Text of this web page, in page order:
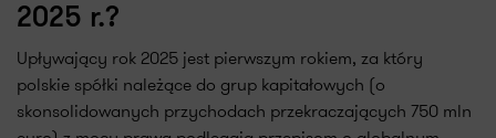
2025 r.?
Upływający rok 2025 jest pierwszym rokiem, za który
polskie spółki należące do grup kapitałowych (o
skonsolidowanych przychodach przekraczających 750 mln